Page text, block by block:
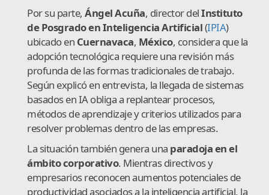
Por su parte, Ángel Acuña, director delInstituto
de Posgrado en Inteligencia Artificial(IPIA)
ubicado en Cuernavaca, México, considera que la
adopción tecnológica requiere una revisión más
profunda de las formas tradicionales de trabajo.
Según explicó en entrevista, la llegada de sistemas
basados en IA obliga a replantear procesos,
métodos de aprendizaje y criterios utilizados para
resolver problemas dentro de las empresas.
La situación también genera una paradoja en el
ámbito corporativo. Mientras directivos y
empresarios reconocen aumentos potenciales de
productividad asociados a la inteligencia artificial, la